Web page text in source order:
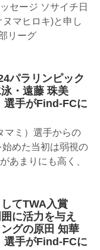
セージ ソサイチ日
マヒロキ)と申し
リーグ
パラリンピック
・遠藤 珠美
選手がFind-FCに
マミ）選手からの
めた当初は弱視の
あまりにも高く、
てTWA入賞
に活力を与え
グの原田 知華
選手がFind-FCに